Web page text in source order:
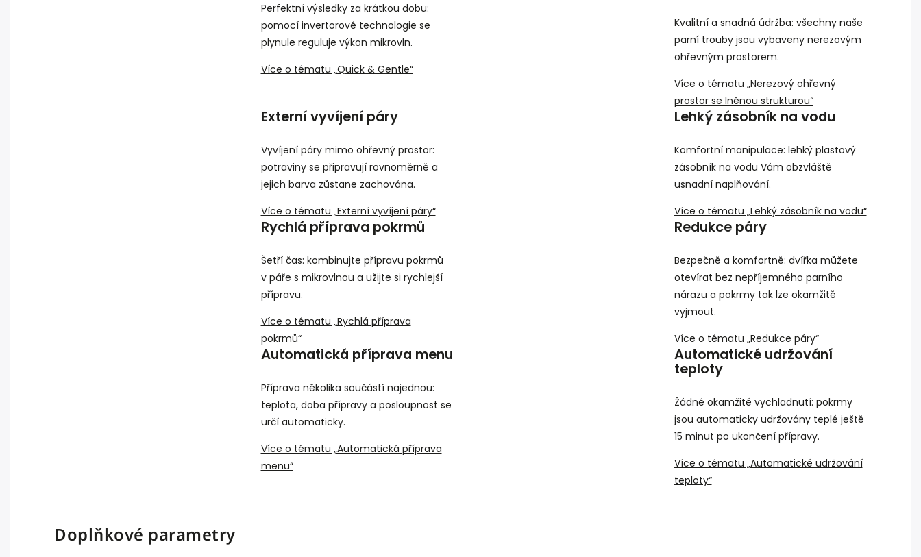
Perfektní výsledky za krátkou dobu:
pomocí invertorové technologie se
plynule reguluje výkon mikrovln.
Více o tématu „Quick & Gentle“
Kvalitní a snadná údržba: všechny naše
parní trouby jsou vybaveny nerezovým
ohřevným prostorem.
Více o tématu „Nerezový ohřevný
prostor se lněnou strukturou“
Externí vyvíjení páry
Vyvíjení páry mimo ohřevný prostor:
potraviny se připravují rovnoměrně a
jejich barva zůstane zachována.
Více o tématu „Externí vyvíjení páry“
Lehký zásobník na vodu
Komfortní manipulace: lehký plastový
zásobník na vodu Vám obzvláště
usnadní naplňování.
Více o tématu „Lehký zásobník na vodu“
Rychlá příprava pokrmů
Šetří čas: kombinujte přípravu pokrmů
v páře s mikrovlnou a užijte si rychlejší
přípravu.
Více o tématu „Rychlá příprava
pokrmů“
Redukce páry
Bezpečně a komfortně: dvířka můžete
otevírat bez nepříjemného parního
nárazu a pokrmy tak lze okamžitě
vyjmout.
Více o tématu „Redukce páry“
Automatická příprava menu
Příprava několika součástí najednou:
teplota, doba přípravy a posloupnost se
určí automaticky.
Více o tématu „Automatická příprava
menu“
Automatické udržování
teploty
Žádné okamžité vychladnutí: pokrmy
jsou automaticky udržovány teplé ještě
15 minut po ukončení přípravy.
Více o tématu „Automatické udržování
teploty“
Doplňkové parametry